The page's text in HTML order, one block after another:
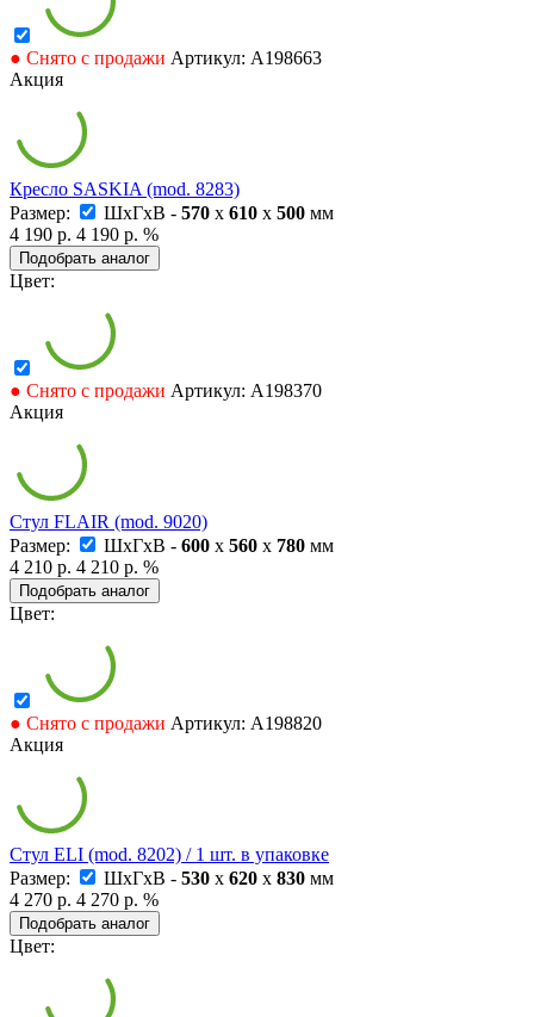
● Снято с продажи Артикул: А198663
Акция
Кресло SASKIA (mod. 8283)
Размер:
ШxГxВ - 570 x 610 x 500 мм
4 190 р. 4 190 р. %
Подобрать аналог
Цвет:
● Снято с продажи Артикул: А198370
Акция
Стул FLAIR (mod. 9020)
Размер:
ШxГxВ - 600 x 560 x 780 мм
4 210 р. 4 210 р. %
Подобрать аналог
Цвет:
● Снято с продажи Артикул: А198820
Акция
Стул ELI (mod. 8202) / 1 шт. в упаковке
Размер:
ШxГxВ - 530 x 620 x 830 мм
4 270 р. 4 270 р. %
Подобрать аналог
Цвет: